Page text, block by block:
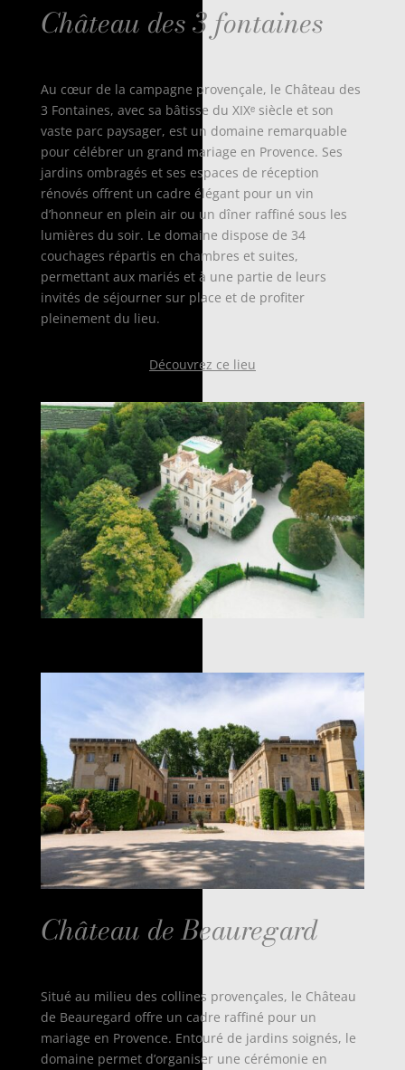
Château des 3 fontaines
Au cœur de la campagne provençale, le Château des
3 Fontaines, avec sa bâtisse du XIXᵉ siècle et son
vaste parc paysager, est un domaine remarquable
pour célébrer un grand mariage en Provence. Ses
jardins ombragés et ses espaces de réception
rénovés offrent un cadre élégant pour un vin
d’honneur en plein air ou un dîner raffiné sous les
lumières du soir. Le domaine dispose de 34
couchages répartis en chambres et suites,
permettant aux mariés et à une partie de leurs
invités de séjourner sur place et de profiter
pleinement du lieu.
Découvrez ce lieu
Château de Beauregard
Situé au milieu des collines provençales, le Château
de Beauregard offre un cadre raffiné pour un
mariage en Provence. Entouré de jardins soignés, le
domaine permet d’organiser une cérémonie en